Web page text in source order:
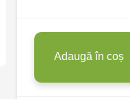
Adaugă în coș